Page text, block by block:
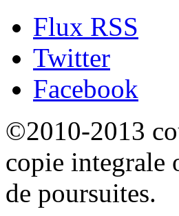
Flux RSS
Twitter
Facebook
©2010-2013
copie integrale
de poursuites.